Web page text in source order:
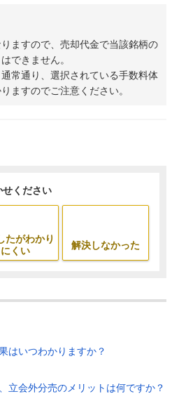
ますので、売却代金で当該銘柄の
できません。
常通り、選択されている手数料体
ますのでご注意ください。
せください
たがわかり
にくい
解決しなかった
はいつわかりますか？
立会外分売のメリットは何ですか？